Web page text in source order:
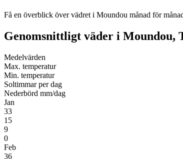
Få en överblick över vädret i Moundou månad för
Genomsnittligt väder i Moundou,
Medel­värden
Max. temperatur
Min. temperatur
Soltimmar per dag
Nederbörd mm/dag
Jan
33
15
9
0
Feb
36